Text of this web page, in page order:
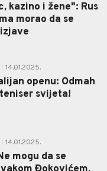
kazino i žene": Rus
morao da se
14.01.2025.
openu: Odmah
svijeta!
14.01.2025.
mogu da se